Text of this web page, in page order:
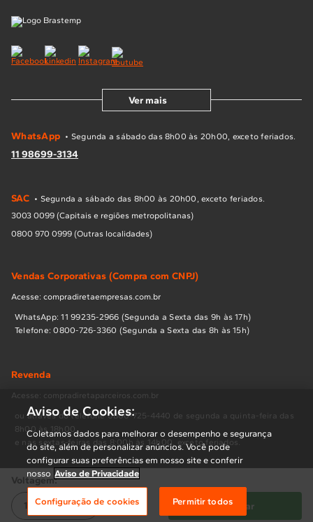
Voltagem:
110V 220V Comprar
Ver mais
WhatsApp • Segunda a sábado das 8h00 às 20h00, exceto feriados.
11 98699-3134
SAC • Segunda a sábado das 8h00 às 20h00, exceto feriados.
3003 0099 (Capitais e regiões metropolitanas)
0800 970 0999 (Outras localidades)
Vendas Corporativas (Compra com CNPJ)
Acesse: compradiretaempresas.com.br
WhatsApp: 11 99235-2966 (Segunda a Sexta das 9h às 17h)
Telefone: 0800-726-3360 (Segunda a Sexta das 8h às 15h)
Revenda
Acesse: compradiretaparceiros.com.br
ou através do telefone 0800-725-4440 de segunda a quinta-feira das
8h00 às 18h00,
e nas sextas-feiras das 8:00h às 14h00, exceto feriados.
Políticas
Termos de Uso
Aviso de Cookies:
Coletamos dados para melhorar o desempenho e segurança
do site, além de personalizar anúncios. Você pode
configurar suas preferências em nosso site e conferir
nosso Aviso de Privacidade
Configuração de cookies Permitir todos